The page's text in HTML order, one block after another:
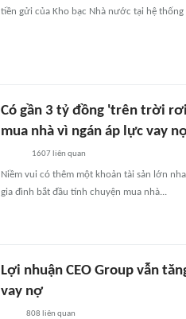
tiền gửi của Kho bạc Nhà nước tại hệ
Có gần 3 tỷ đồng 'trên trời
mua nhà vì ngán áp lực vay
1607liên quan
Niềm vui có thêm một khoản tài sản lớn
gia đình bắt đầu tính chuyện mua nhà...
Lợi nhuận CEO Group vẫn
vay nợ
808 liên quan